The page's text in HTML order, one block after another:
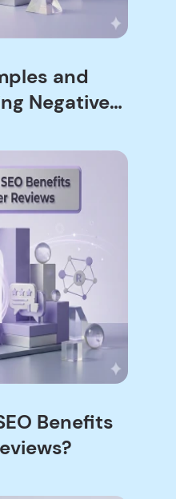
and
Negative
Benefits